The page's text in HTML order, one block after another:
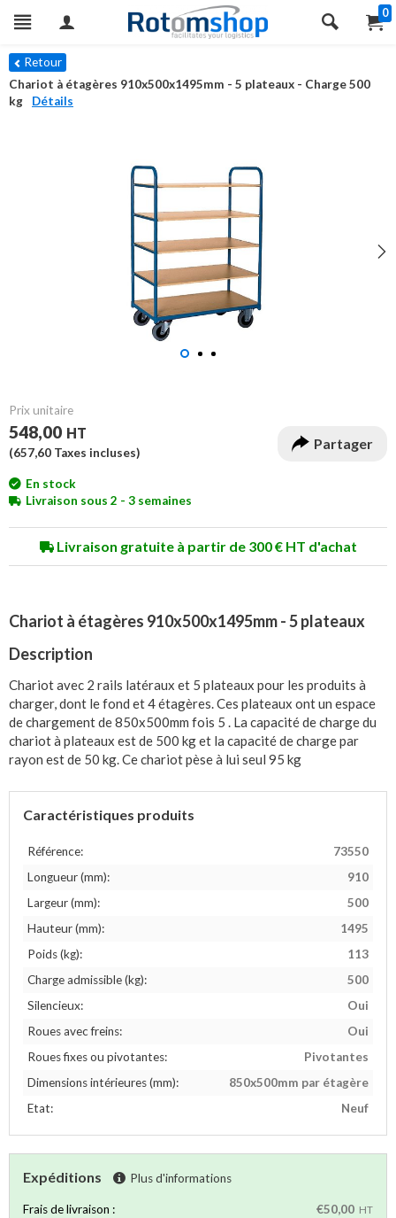
0
Retour
Chariot à étagères 910x500x1495mm - 5 plateaux - Charge 500
kg
Détails
Prix unitaire
548,00 HT
(657,60 Taxes incluses)
Partager
En stock
Livraison sous 2 - 3 semaines
Livraison gratuite à partir de 300 € HT d'achat
Chariot à étagères 910x500x1495mm - 5 plateaux
Description
Chariot avec 2 rails latéraux et 5 plateaux pour les produits à
charger, dont le fond et 4 étagères. Ces plateaux ont un espace
de chargement de 850x500mm fois 5 . La capacité de charge du
chariot à plateaux est de 500 kg et la capacité de charge par
rayon est de 50 kg. Ce chariot pèse à lui seul 95 kg
Caractéristiques produits
Référence:
73550
Longueur (mm):
910
Largeur (mm):
500
Hauteur (mm):
1495
Poids (kg):
113
Charge admissible (kg):
500
Silencieux:
Oui
Roues avec freins:
Oui
Roues fixes ou pivotantes:
Pivotantes
Dimensions intérieures (mm):
850x500mm par étagère
Etat:
Neuf
Expéditions Plus d'informations
Frais de livraison : €50,00 HT